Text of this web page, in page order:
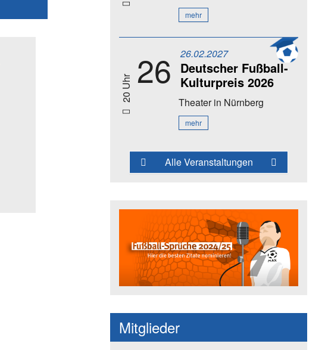
mehr
20 Uhr 26 26.02.2027
Deutscher Fußball-
Kulturpreis 2026
Theaterin Nürnberg
mehr
Alle Veranstaltungen
Fußballspruch des Jahres:
Mitglieder